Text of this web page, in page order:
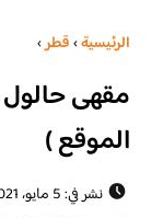
الرئيسية›قطر›
مقهى حالول
الموقع )
نشر في: 5 مايو، 2021